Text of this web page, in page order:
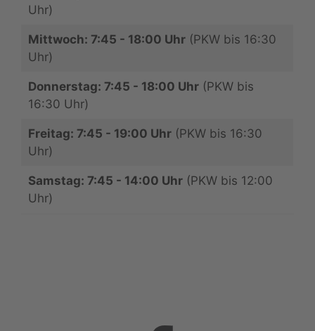
Uhr)
Mittwoch: 7:45 - 18:00 Uhr(PKW bis 16:30
Uhr)
Donnerstag: 7:45 - 18:00 Uhr(PKW bis
16:30 Uhr)
Freitag: 7:45 - 19:00 Uhr(PKW bis 16:30
Uhr)
Samstag: 7:45 - 14:00 Uhr(PKW bis 12:00
Uhr)